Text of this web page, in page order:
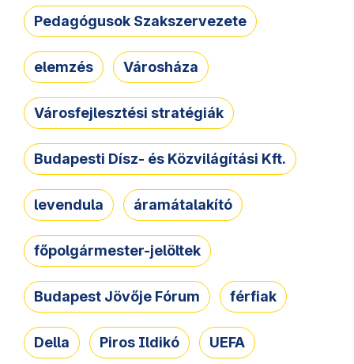
Pedagógusok Szakszervezete
elemzés Városháza
Városfejlesztési stratégiák
Budapesti Dísz- és Közvilágítási Kft.
levendula áramátalakító
főpolgármester-jelöltek
Budapest Jövője Fórum férfiak
Della Piros Ildikó UEFA